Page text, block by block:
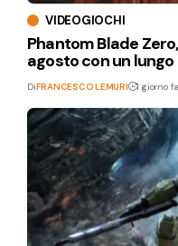
VIDEOGIOCHI
Phantom Blade
agosto con un
DiFRANCESCO LEMURI 1 giorno fa